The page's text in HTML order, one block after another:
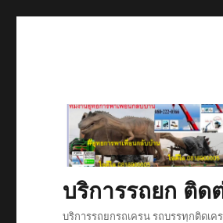
บริการรถยก ติ
บริการรถยกรถเครน รถบรรทุกติดเค